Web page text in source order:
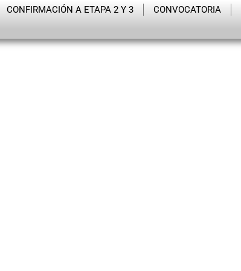
CONFIRMACIÓN A ETAPA 2 Y 3 CONVOCATORIA